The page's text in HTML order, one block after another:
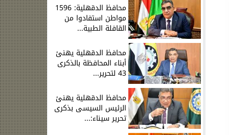
محافظ الدقهلية: 1596
مواطن استفادوا من
القافلة الطبية...
محافظ الدقهلية يهنئ
أبناء المحافظة بالذكرى
43 لتحرير...
محافظ الدقهلية يهنئ
الرئيس السيسى بذكرى
تحرير سيناء:...